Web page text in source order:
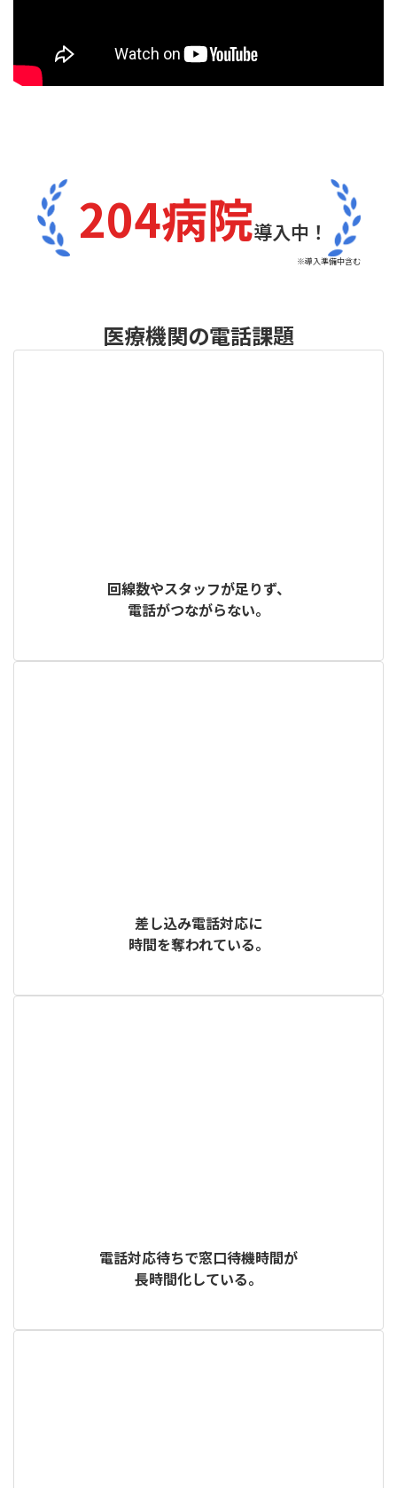
204病院導入中！
※導入準備中含む
医療機関の電話課題
回線数やスタッフが足りず、
電話がつながらない。
差し込み電話対応に
時間を奪われている。
電話対応待ちで窓口待機時間が
長時間化している。